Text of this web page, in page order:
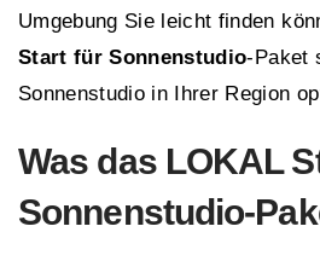
Umgebung Sie leicht finden
Start für Sonnenstudio-Paket
Sonnenstudio in Ihrer Region
Was das LOKAL
Sonnenstudio-